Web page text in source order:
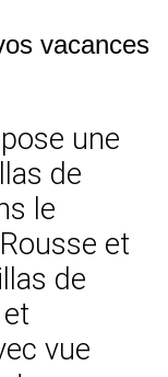
vacances
une
de
le
et
de
vue